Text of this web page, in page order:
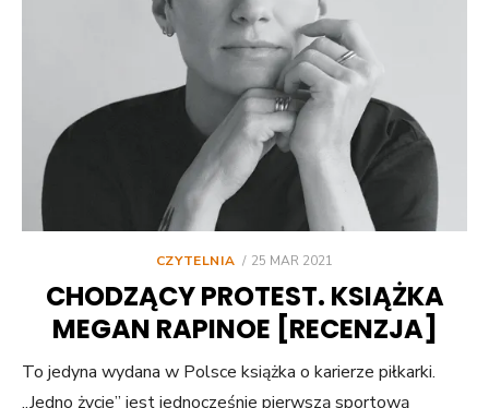
CZYTELNIA
POSTED
25 MAR 2021
CHODZĄCY PROTEST. KSIĄŻKA
MEGAN RAPINOE [RECENZJA]
To jedyna wydana w Polsce książka o karierze piłkarki.
„Jedno życie” jest jednocześnie pierwszą sportową